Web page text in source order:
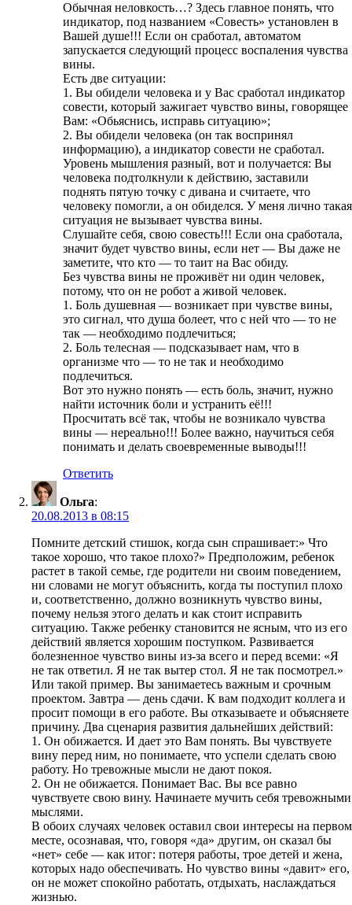
Обычная неловкость…? Здесь главное понять, что
индикатор, под названием «Совесть» установлен в
Вашей душе!!! Если он сработал, автоматом
запускается следующий процесс воспаления чувства
вины.
Есть две ситуации:
1. Вы обидели человека и у Вас сработал индикатор
совести, который зажигает чувство вины, говорящее
Вам: «Обьяснись, исправь ситуацию»;
2. Вы обидели человека (он так воспринял
информацию), а индикатор совести не сработал.
Уровень мышления разный, вот и получается: Вы
человека подтолкнули к действию, заставили
поднять пятую точку с дивана и считаете, что
человеку помогли, а он обиделся. У меня лично такая
ситуация не вызывает чувства вины.
Слушайте себя, свою совесть!!! Если она сработала,
значит будет чувство вины, если нет — Вы даже не
заметите, что кто — то таит на Вас обиду.
Без чувства вины не проживёт ни один человек,
потому, что он не робот а живой человек.
1. Боль душевная — возникает при чувстве вины,
это сигнал, что душа болеет, что с ней что — то не
так — необходимо подлечиться;
2. Боль телесная — подсказывает нам, что в
организме что — то не так и необходимо
подлечиться.
Вот это нужно понять — есть боль, значит, нужно
найти источник боли и устранить её!!!
Просчитать всё так, чтобы не возникало чувства
вины — нереально!!! Более важно, научиться себя
понимать и делать своевременные выводы!!!
Ответить
Ольга:
20.08.2013 в 08:15
Помните детский стишок, когда сын спрашивает:» Что
такое хорошо, что такое плохо?» Предположим, ребенок
растет в такой семье, где родители ни своим поведением,
ни словами не могут объяснить, когда ты поступил плохо
и, соответственно, должно возникнуть чувство вины,
почему нельзя этого делать и как стоит исправить
ситуацию. Также ребенку становится не ясным, что из его
действий является хорошим поступком. Развивается
болезненное чувство вины из-за всего и перед всеми: «Я
не так ответил. Я не так вытер стол. Я не так посмотрел.»
Или такой пример. Вы занимаетесь важным и срочным
проектом. Завтра — день сдачи. К вам подходит коллега и
просит помощи в его работе. Вы отказываете и объясняете
причину. Два сценария развития дальнейших действий:
1. Он обижается. И дает это Вам понять. Вы чувствуете
вину перед ним, но понимаете, что успели сделать свою
работу. Но тревожные мысли не дают покоя.
2. Он не обижается. Понимает Вас. Вы все равно
чувствуете свою вину. Начинаете мучить себя тревожными
мыслями.
В обоих случаях человек оставил свои интересы на первом
месте, осознавая, что, говоря «да» другим, он сказал бы
«нет» себе — как итог: потеря работы, трое детей и жена,
которых надо обеспечивать. Но чувство вины «давит» его,
он не может спокойно работать, отдыхать, наслаждаться
жизнью.